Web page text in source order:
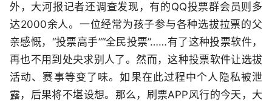
外，大河报记者还调查发现，有的QQ投票群会员则多
达2000余人。一位经常为孩子参与各种选拔拉票的父
亲感慨，“投票高手”“全民投票”……有了这种投票软件，
再也不用到处央求别人了。然而，这种投票软件让选拔
活动、赛事等变了味。如果在此过程中个人隐私被泄
露，后果将不堪设想。那么，刷票APP风行的今天，大